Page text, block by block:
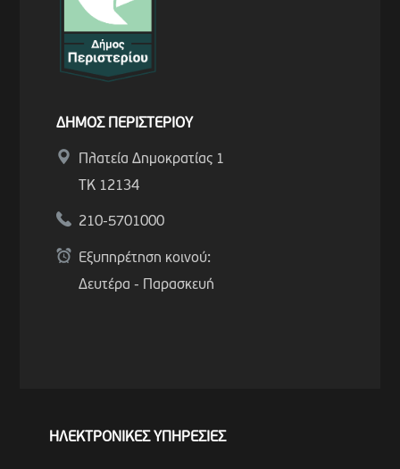
ΔΗΜΟΣ ΠΕΡΙΣΤΕΡΙΟΥ
Πλατεία Δημοκρατίας 1
ΤΚ 12134
210-5701000
Εξυπηρέτηση κοινού:
Δευτέρα - Παρασκευή
ΗΛΕΚΤΡΟΝΙΚΕΣ ΥΠΗΡΕΣΙΕΣ